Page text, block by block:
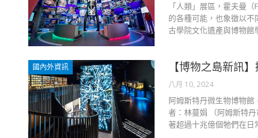
「人類」展區，霍夫曼
的各種可能，也象徵以
古學院文化遺產與博物館
國內外資訊 【博物之島新訊
八月 10, 2024
阿姆斯特丹微生物博物
者：林蔓娟 （阿姆斯特
著超過十兆億個牠們在